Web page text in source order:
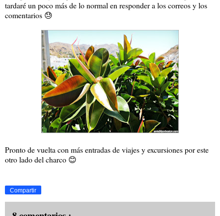
tardaré un poco más de lo normal en responder a los correos y los
comentarios 😓
Pronto de vuelta con más entradas de viajes y excursiones por este
otro lado del charco 😊
Compartir